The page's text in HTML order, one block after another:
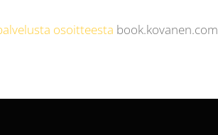
osoitteesta book.kovanen.com